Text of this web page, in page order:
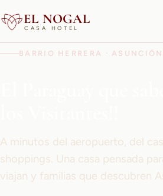
EL NOGAL
CASA HOTEL
BARRIO HERRERA · ASUNCIÓN
A minutos del aeropuerto, del
shoppings. Una casa pensada
viajan y familias que descubren